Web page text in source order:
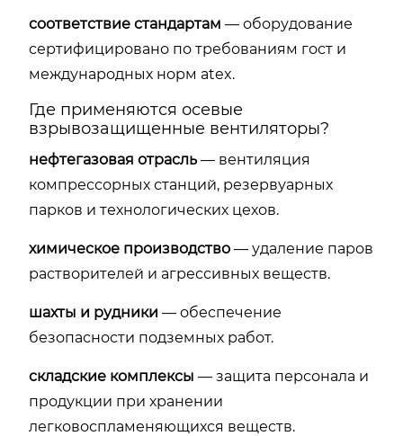
соответствие стандартам — оборудование
сертифицировано по требованиям гост и
международных норм atex.
Где применяются осевые
взрывозащищенные вентиляторы?
нефтегазовая отрасль — вентиляция
компрессорных станций, резервуарных
парков и технологических цехов.
химическое производство — удаление паров
растворителей и агрессивных веществ.
шахты и рудники — обеспечение
безопасности подземных работ.
складские комплексы — защита персонала и
продукции при хранении
легковоспламеняющихся веществ.